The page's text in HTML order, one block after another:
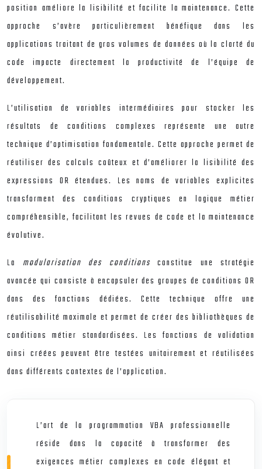
position améliore la lisibilité et facilite la maintenance. Cette
approche s’avère particulièrement bénéfique dans les
applications traitant de gros volumes de données où la clarté du
code impacte directement la productivité de l’équipe de
développement.
L’utilisation de variables intermédiaires pour stocker les
résultats de conditions complexes représente une autre
technique d’optimisation fondamentale. Cette approche permet de
réutiliser des calculs coûteux et d’améliorer la lisibilité des
expressions OR étendues. Les noms de variables explicites
transforment des conditions cryptiques en logique métier
compréhensible, facilitant les revues de code et la maintenance
évolutive.
La modularisation des conditionsconstitue une stratégie
avancée qui consiste à encapsuler des groupes de conditions OR
dans des fonctions dédiées. Cette technique offre une
réutilisabilité maximale et permet de créer des bibliothèques de
conditions métier standardisées. Les fonctions de validation
ainsi créées peuvent être testées unitairement et réutilisées
dans différents contextes de l’application.
L’art de la programmation VBA professionnelle
réside dans la capacité à transformer des
exigences métier complexes en code élégant et